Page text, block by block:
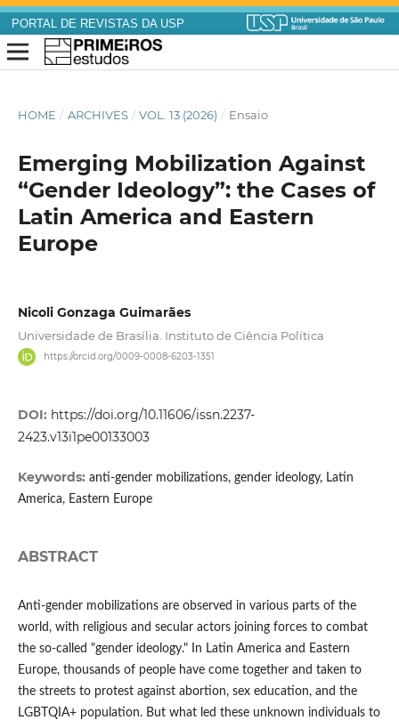
PORTAL DE REVISTAS DA USP
HOME / ARCHIVES / VOL. 13 (2026) / Ensaio
Emerging Mobilization Against
“Gender Ideology”: the Cases of
Latin America and Eastern
Europe
Nicoli Gonzaga Guimarães
Universidade de Brasília. Instituto de Ciência Política
https://orcid.org/0009-0008-6203-1351
DOI: https://doi.org/10.11606/issn.2237-
2423.v13i1pe00133003
Keywords: anti-gender mobilizations, gender ideology, Latin
America, Eastern Europe
ABSTRACT
Anti-gender mobilizations are observed in various parts of the
world, with religious and secular actors joining forces to combat
the so-called "gender ideology." In Latin America and Eastern
Europe, thousands of people have come together and taken to
the streets to protest against abortion, sex education, and the
LGBTQIA+ population. But what led these unknown individuals to